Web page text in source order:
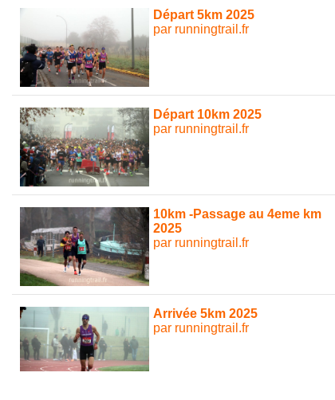
Départ 5km 2025
par runningtrail.fr
Départ 10km 2025
par runningtrail.fr
10km -Passage au 4eme km
2025
par runningtrail.fr
Arrivée 5km 2025
par runningtrail.fr